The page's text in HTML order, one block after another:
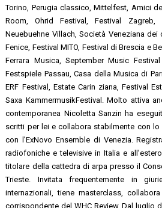
Torino, Perugia classico, Mittelfest, Amici
Room, Ohrid Festival, Festival Zagreb,
Neuebuehne Villach, Società Veneziana
Fenice, Festival MITO, Festival di Brescia e
Ferrara Musica, September Music
Festspiele Passau, Casa della Musica di
ERF Festival, Estate Carin ziana, Festival
Saxa KammermusikFestival. Molto attiva
contemporanea Nicoletta Sanzin ha
scritti per lei e collabora stabilmente con lo
con l’ExNovo Ensemble di Venezia.
radiofoniche e televisive in Italia e
titolare della cattedra di arpa presso il
Trieste. Invitata frequentemente in
internazionali, tiene masterclass,
corrispondente del WHC Review. Dal luglio